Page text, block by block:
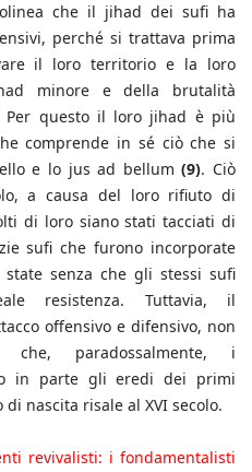
che il jihad dei sufi ha
perché si trattava prima
il loro territorio e la loro
minore e della brutalità
questo il loro jihad è più
comprende in sé ciò che si
e lo jus ad bellum(9). Ciò
a causa del loro rifiuto di
di loro siano stati tacciati di
sufi che furono incorporate
senza che gli stessi sufi
resistenza. Tuttavia, il
offensivo e difensivo, non
paradossalmente, i
in parte gli eredi dei primi
nascita risale al XVI secolo.
revivalisti: i fondamentalisti